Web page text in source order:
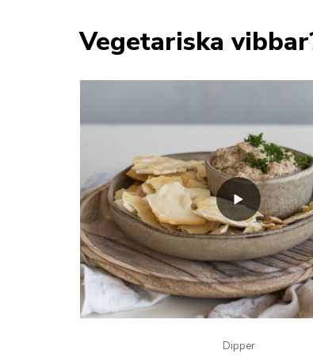
Vegetariska
Dipper